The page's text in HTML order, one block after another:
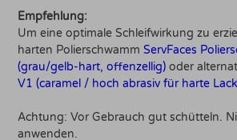
Empfehlung:
Um eine optimale Schleifwirkung zu
harten PolierschwammServFaces
(grau/gelb-hart, offenzellig) oder
V1 (caramel / hoch abrasiv für harte
Achtung: Vor Gebrauch gut schütteln.
anwenden.